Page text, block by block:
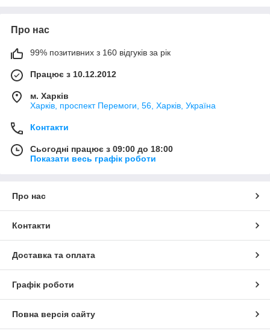
Про нас
99% позитивних з 160 відгуків за рік
Працює з 10.12.2012
м. Харків
Харків, проспект Перемоги, 56, Харків, Україна
Контакти
Сьогодні працює з 09:00 до 18:00
Показати весь графік роботи
Про нас
Контакти
Доставка та оплата
Графік роботи
Повна версія сайту